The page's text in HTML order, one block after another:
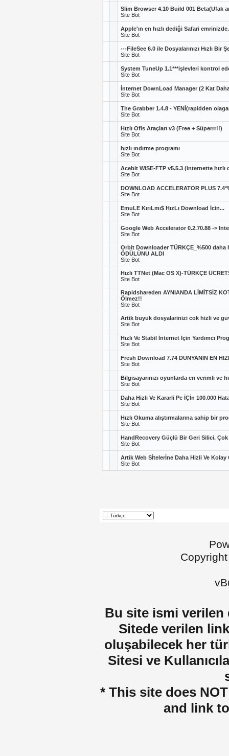
Slim Browser 4.10 Build 001 Beta(Ufak
Site Bot
Apple'ın en hızlı dediği Safari
Site Bot
---FileSee 6.0 ile Dosyalarınızı Hızlı Bir
Site Bot
System TuneUp 1.1***işlevleri kontrol
Site Bot
İnternet DownLoad Manager (2 Kat Daha
Site Bot
The Grabber 1.4.8 - YENİ(rapidden
Site Bot
Hızlı Ofis Araçları v3 (Free + Süperrr!!)
Site Bot
hızlı ındırme programı
Site Bot
Acebit WiSE-FTP v5.5.3 (internette
Site Bot
DOWNLOAD ACCELERATOR PLUS
Site Bot
EmuLE KırıLmı$ HızLı Download İcin...
Site Bot
Google Web Accelerator 0.2.70.88 ->
Site Bot
Orbit Downloader TÜRKÇE_%500 daha
ÖDÜLÜNU ALDI
Site Bot
Hızlı TTNet (Mac OS X)-TÜRKÇE
Site Bot
Rapidshareden AYNIANDA LİMİTSİZ
Ölmez!!
Site Bot
Artik buyuk dosyalarinizi cok hizli ve
Site Bot
Hızlı Ve Stabil İnternet İçin Yardımcı
Site Bot
Fresh Download 7.74 DÜNYANIN EN
Site Bot
Bilgisayarınızı oyunlarda en verimli ve
Site Bot
Daha Hizli Ve Kararli Pc İÇİn 100.000
Site Bot
Hızlı Okuma alıştırmalarına sahip bir
Site Bot
HandRecovery Güçlü Bir Geri Silici. Çok
Site Bot
Artik Web Sİtelerİne Daha Hizli Ve Kolay
Site Bot
Bu site ismi verilen
Sitede verilen
oluşabilecek her
Sitesi ve
* This site does
and link